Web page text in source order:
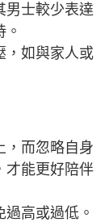
男士較少表達
，如與家人或
，而忽略自身
才能更好陪伴
高或過低。